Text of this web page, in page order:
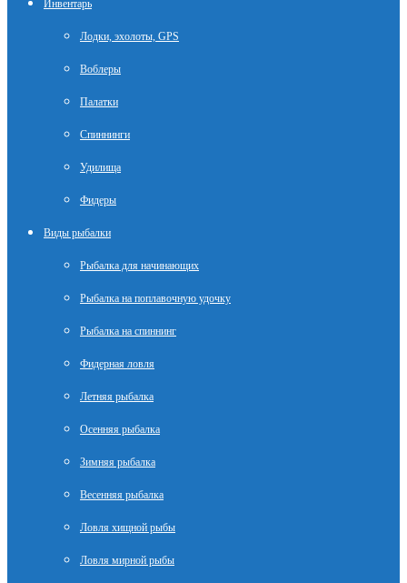
Инвентарь
Лодки, эхолоты, GPS
Воблеры
Палатки
Спиннинги
Удилища
Фидеры
Виды рыбалки
Рыбалка для начинающих
Рыбалка на поплавочную удочку
Рыбалка на спиннинг
Фидерная ловля
Летняя рыбалка
Осенняя рыбалка
Зимняя рыбалка
Весенняя рыбалка
Ловля хищной рыбы
Ловля мирной рыбы